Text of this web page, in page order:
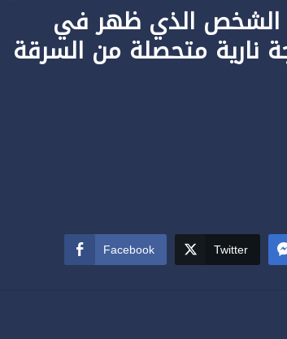
الشخص الذي ظهر في
نارية متحصلة من السرقة
Facebook Twitter